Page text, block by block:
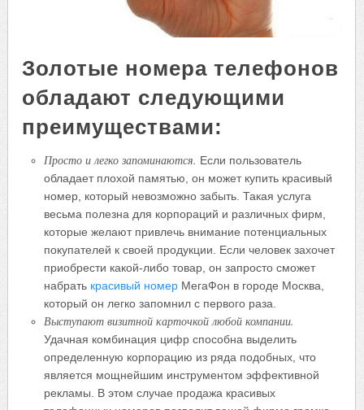
Золотые номера телефонов
обладают следующими
преимуществами:
Просто и легко запоминаются. Если пользователь
обладает плохой памятью, он может купить красивый
номер, который невозможно забыть. Такая услуга
весьма полезна для корпораций и различных фирм,
которые желают привлечь внимание потенциальных
покупателей к своей продукции. Если человек захочет
приобрести какой-либо товар, он запросто сможет
набрать красивый номерМегаФон в городе Москва,
который он легко запомнил с первого раза.
Выступают визитной карточкой любой компании.
Удачная комбинация цифр способна выделить
определенную корпорацию из ряда подобных, что
является мощнейшим инструментом эффективной
рекламы. В этом случае продажа красивых